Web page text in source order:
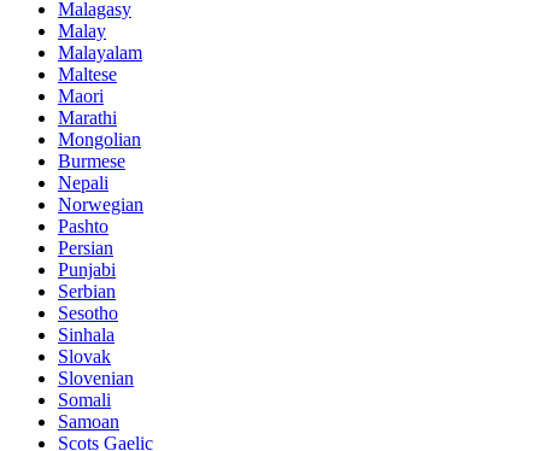
Malagasy
Malay
Malayalam
Maltese
Maori
Marathi
Mongolian
Burmese
Nepali
Norwegian
Pashto
Persian
Punjabi
Serbian
Sesotho
Sinhala
Slovak
Slovenian
Somali
Samoan
Scots Gaelic